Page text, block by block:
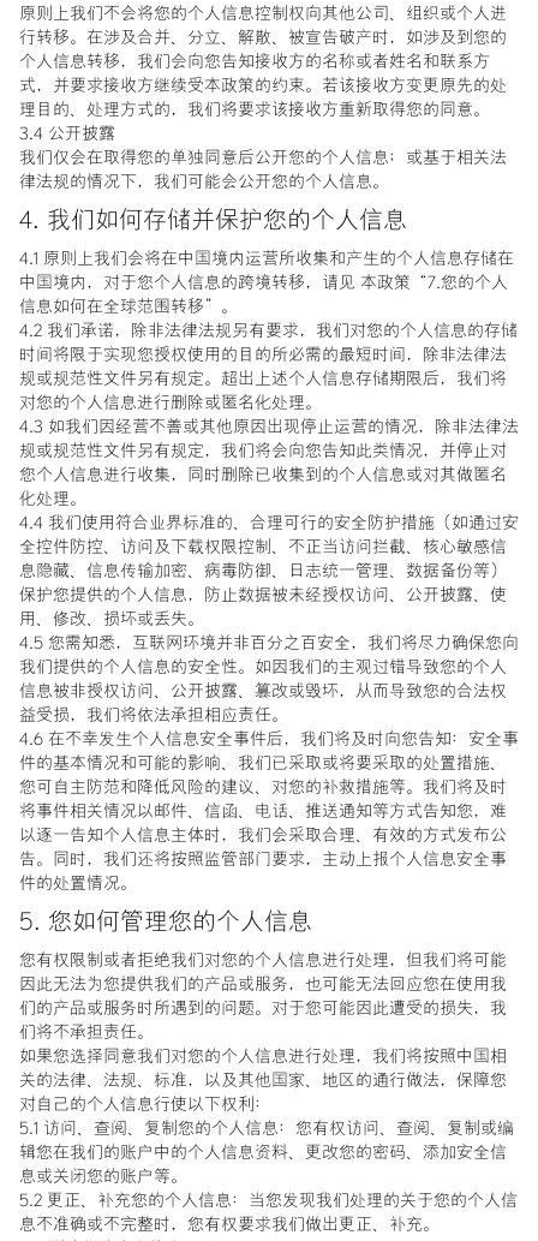
原则上我们不会将您的个人信息控制权向其他公司、组织或个人进
行转移。在涉及合并、分立、解散、被宣告破产时，如涉及到您的
个人信息转移，我们会向您告知接收方的名称或者姓名和联系方
式，并要求接收方继续受本政策的约束。若该接收方变更原先的处
理目的、处理方式的，我们将要求该接收方重新取得您的同意。
3.4 公开披露
我们仅会在取得您的单独同意后公开您的个人信息；或基于相关法
律法规的情况下，我们可能会公开您的个人信息。
4. 我们如何存储并保护您的个人信息
4.1 原则上我们会将在中国境内运营所收集和产生的个人信息存储在
中国境内，对于您个人信息的跨境转移，请见 本政策“7.您的个人
信息如何在全球范围转移”。
4.2 我们承诺，除非法律法规另有要求，我们对您的个人信息的存储
时间将限于实现您授权使用的目的所必需的最短时间，除非法律法
规或规范性文件另有规定。超出上述个人信息存储期限后，我们将
对您的个人信息进行删除或匿名化处理。
4.3 如我们因经营不善或其他原因出现停止运营的情况，除非法律法
规或规范性文件另有规定，我们将会向您告知此类情况，并停止对
您个人信息进行收集，同时删除已收集到的个人信息或对其做匿名
化处理。
4.4 我们使用符合业界标准的、合理可行的安全防护措施（如通过安
全控件防控、访问及下载权限控制、不正当访问拦截、核心敏感信
息隐藏、信息传输加密、病毒防御、日志统一管理、数据备份等）
保护您提供的个人信息，防止数据被未经授权访问、公开披露、使
用、修改、损坏或丢失。
4.5 您需知悉，互联网环境并非百分之百安全，我们将尽力确保您向
我们提供的个人信息的安全性。如因我们的主观过错导致您的个人
信息被非授权访问、公开披露、篡改或毁坏，从而导致您的合法权
益受损，我们将依法承担相应责任。
4.6 在不幸发生个人信息安全事件后，我们将及时向您告知：安全事
件的基本情况和可能的影响、我们已采取或将要采取的处置措施、
您可自主防范和降低风险的建议、对您的补救措施等。我们将及时
将事件相关情况以邮件、信函、电话、推送通知等方式告知您，难
以逐一告知个人信息主体时，我们会采取合理、有效的方式发布公
告。同时，我们还将按照监管部门要求，主动上报个人信息安全事
件的处置情况。
5. 您如何管理您的个人信息
您有权限制或者拒绝我们对您的个人信息进行处理，但我们将可能
因此无法为您提供我们的产品或服务，也可能无法回应您在使用我
们的产品或服务时所遇到的问题。对于您可能因此遭受的损失，我
们将不承担责任。
如果您选择同意我们对您的个人信息进行处理，我们将按照中国相
关的法律、法规、标准，以及其他国家、地区的通行做法，保障您
对自己的个人信息行使以下权利：
5.1 访问、查阅、复制您的个人信息：您有权访问、查阅、复制或编
辑您在我们的账户中的个人信息资料、更改您的密码、添加安全信
息或关闭您的账户等。
5.2 更正、补充您的个人信息：当您发现我们处理的关于您的个人信
息不准确或不完整时，您有权要求我们做出更正、补充。